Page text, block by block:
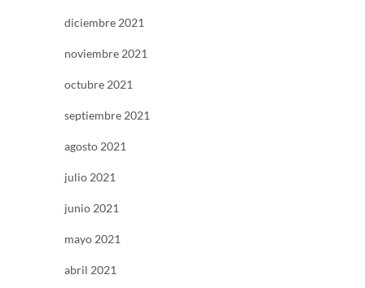
diciembre 2021
noviembre 2021
octubre 2021
septiembre 2021
agosto 2021
julio 2021
junio 2021
mayo 2021
abril 2021